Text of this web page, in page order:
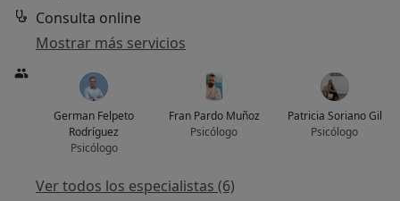
Consulta online
Mostrar más servicios
German Felpeto
Rodríguez
Psicólogo
Fran Pardo Muñoz
Psicólogo
Patricia Soriano Gil
Psicólogo
Ver todos los especialistas (6)